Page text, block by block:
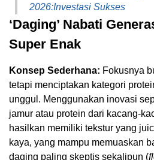
2026:Investasi Sukses
‘Daging’ Nabati
Super Enak
Konsep Sederhana: Fokusnya
tetapi menciptakan kategori
unggul. Menggunakan inovasi
jamur atau protein dari kacang-
hasilkan memiliki tekstur yang
kaya, yang mampu memuaskan
daging paling skeptis sekalipun (